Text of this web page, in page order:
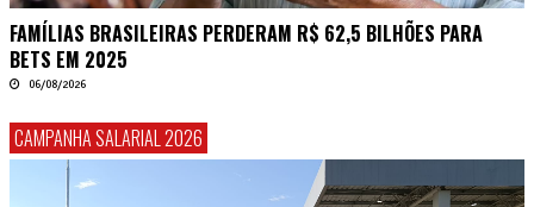
FAMÍLIAS BRASILEIRAS PERDERAM R$ 62,5 BILHÕES PARA
BETS EM 2025
06/08/2026
CAMPANHA SALARIAL 2026